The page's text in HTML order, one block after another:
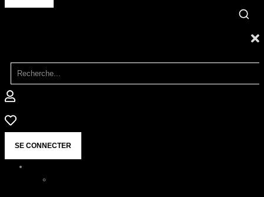
SE CONNECTER